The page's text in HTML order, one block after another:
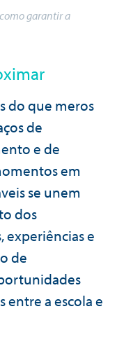
garantir a
do que meros
de
e de
em
se unem
dos
experiências e
de
entre a escola e